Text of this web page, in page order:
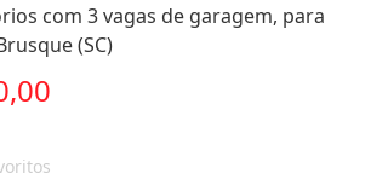
com 3 vagas de garagem, para
(SC)